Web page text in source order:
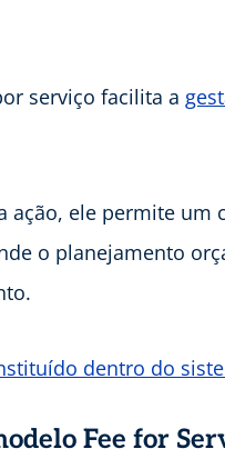
serviço facilita a
ação, ele permite um
o planejamento
dentro do
Fee for